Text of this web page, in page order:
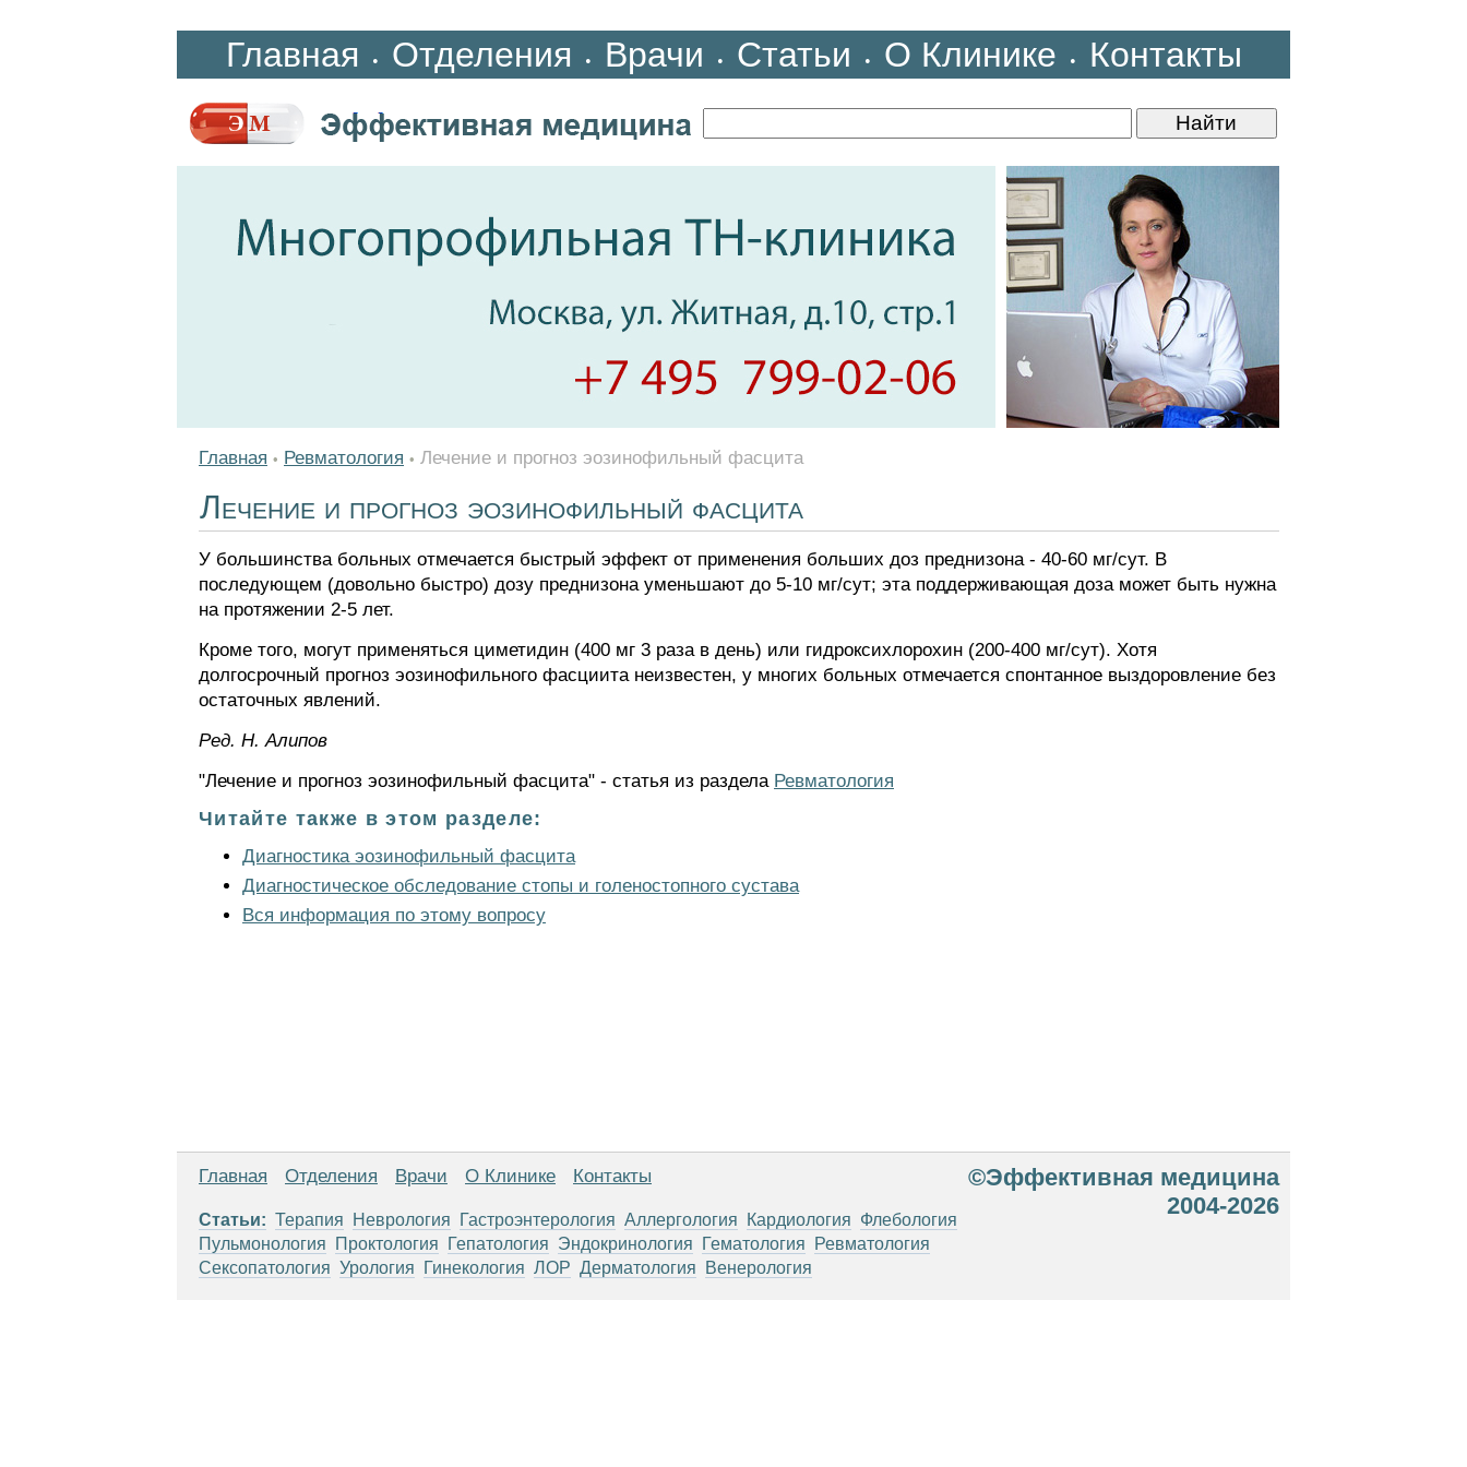
Главная • Отделения • Врачи • Статьи • О Клинике • Контакты
Главная • Ревматология • Лечение и прогноз эозинофильный фасцита
Лечение и прогноз эозинофильный фасцита
У большинства больных отмечается быстрый эффект от применения больших доз преднизона - 40-60 мг/сут. В
последующем (довольно быстро) дозу преднизона уменьшают до 5-10 мг/сут; эта поддерживающая доза может быть нужна
на протяжении 2-5 лет.
Кроме того, могут применяться циметидин (400 мг 3 раза в день) или гидроксихлорохин (200-400 мг/сут). Хотя
долгосрочный прогноз эозинофильного фасциита неизвестен, у многих больных отмечается спонтанное выздоровление без
остаточных явлений.
Ред. Н. Алипов
"Лечение и прогноз эозинофильный фасцита" - статья из раздела Ревматология
Читайте также в этом разделе:
Диагностика эозинофильный фасцита
Диагностическое обследование стопы и голеностопного сустава
Вся информация по этому вопросу
Главная Отделения Врачи О Клинике Контакты
Статьи: Терапия Неврология Гастроэнтерология Аллергология Кардиология Флебология
Пульмонология
Проктология Гепатология Эндокринология Гематология
Ревматология
Сексопатология Урология Гинекология ЛОР Дерматология Венерология
©Эффективная медицина
2004-2026